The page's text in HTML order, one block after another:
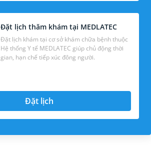
Đặt lịch thăm khám tại MEDLATEC
Đặt lịch khám tại cơ sở khám chữa bệnh thuộc
Hệ thống Y tế MEDLATEC giúp chủ động thời
gian, hạn chế tiếp xúc đông người.
Đặt lịch